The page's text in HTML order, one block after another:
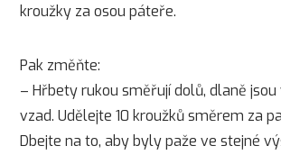
kroužky za osou páteře.
Pak změňte:
– Hřbety rukou směřují dolů, dlaně jsou
vzad. Udělejte 10 kroužků směrem za
Dbejte na to, aby byly paže ve stejné